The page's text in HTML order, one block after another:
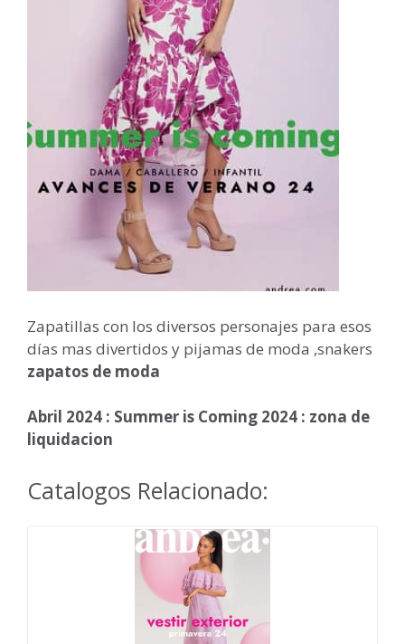
Zapatillas con los diversos personajes para esos
días mas divertidos y pijamas de moda ,snakers
zapatos de moda
Abril 2024 : Summer is Coming 2024 : zona de
liquidacion
Catalogos Relacionado: